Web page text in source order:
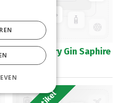
Bombay Dry Gin Saphire
70 cl